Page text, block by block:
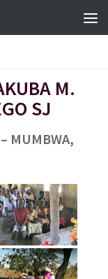
M.
SJ
MUMBWA,